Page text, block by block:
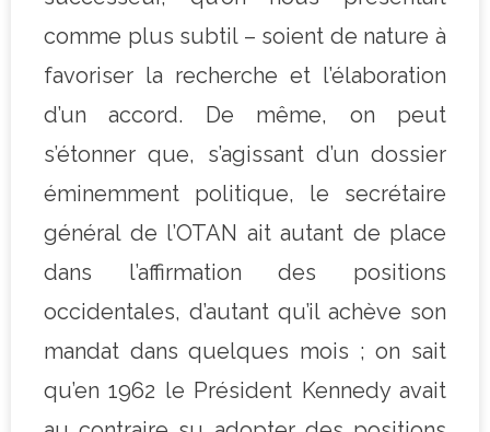
comme plus subtil – soient de nature à
favoriser la recherche et l’élaboration
d’un accord. De même, on peut
s’étonner que, s’agissant d’un dossier
éminemment politique, le secrétaire
général de l’OTAN ait autant de place
dans l’affirmation des positions
occidentales, d’autant qu’il achève son
mandat dans quelques mois ; on sait
qu’en 1962 le Président Kennedy avait